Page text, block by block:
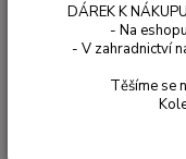
DÁREK K
- Na
- V zahradnictví
Těšíme se